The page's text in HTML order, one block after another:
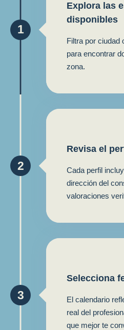
Explora las
disponibles
Filtra por ciudad
para encontrar
zona.
1
Revisa el
Cada perfil
dirección del
valoraciones
2
Selecciona
El calendario
real del
que mejor te
3